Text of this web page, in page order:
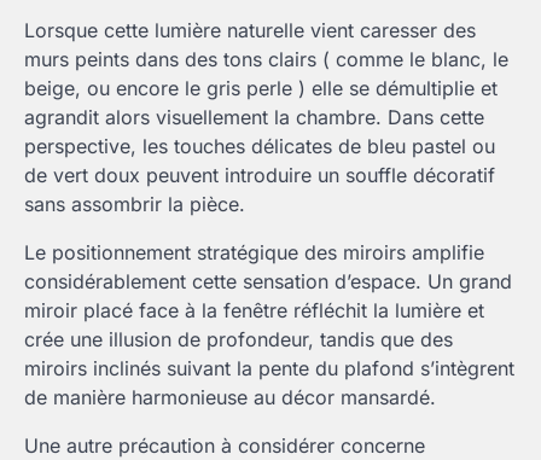
Lorsque cette lumière naturelle vient caresser des
murs peints dans des tons clairs ( comme le blanc, le
beige, ou encore le gris perle ) elle se démultiplie et
agrandit alors visuellement la chambre. Dans cette
perspective, les touches délicates de bleu pastel ou
de vert doux peuvent introduire un souffle décoratif
sans assombrir la pièce.
Le positionnement stratégique des miroirs amplifie
considérablement cette sensation d’espace. Un grand
miroir placé face à la fenêtre réfléchit la lumière et
crée une illusion de profondeur, tandis que des
miroirs inclinés suivant la pente du plafond s’intègrent
de manière harmonieuse au décor mansardé.
Une autre précaution à considérer concerne